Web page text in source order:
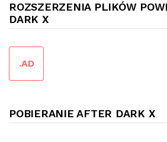
ROZSZERZENIA PLIKÓW
DARK X
.AD
POBIERANIE AFTER DARK X